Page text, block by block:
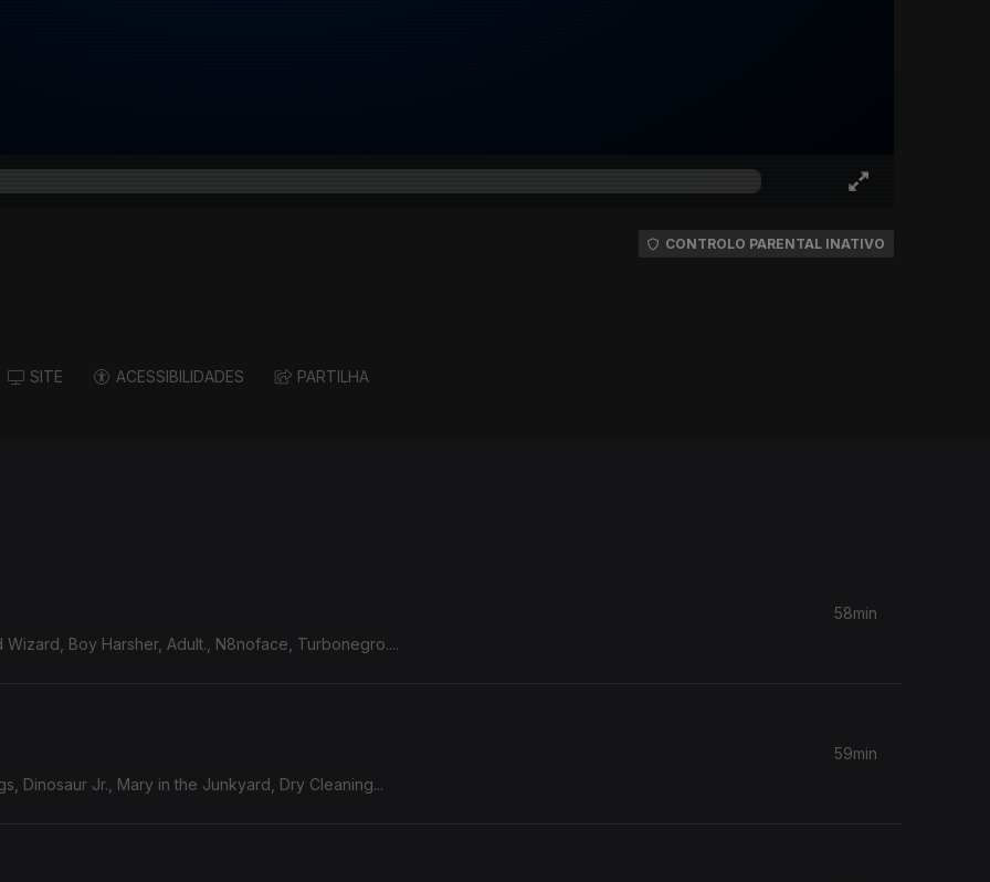
CONTROLO PARENTAL INATIVO
SITE ACESSIBILIDADES PARTILHA
Boy Harsher, Adult., N8noface, Turbonegro....
58min
Dinosaur Jr., Mary in the Junkyard, Dry Cleaning...
59min